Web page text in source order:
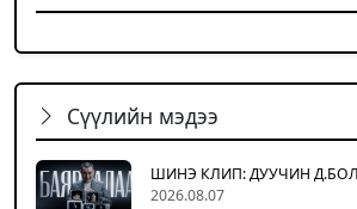
Сүүлийн мэдээ
ШИНЭ КЛИП: ДУУЧИН
2026.08.07